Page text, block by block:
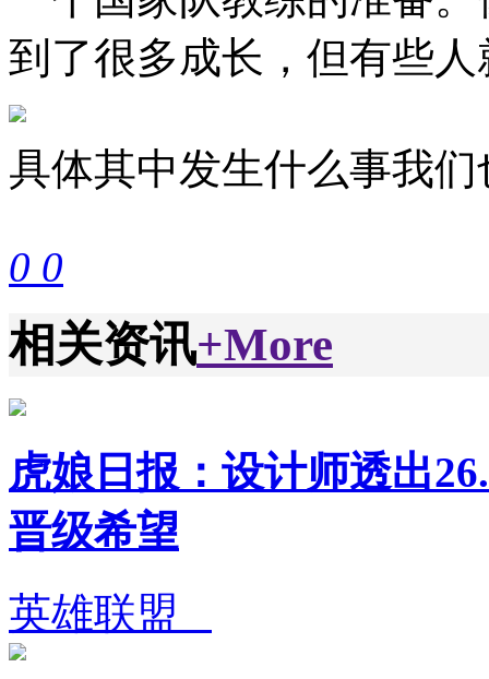
到了很多成长，但有些
具体其中发生什么事我
0 0
相关资讯+More
虎娘日报：设计师透出
晋级希望
英雄联盟